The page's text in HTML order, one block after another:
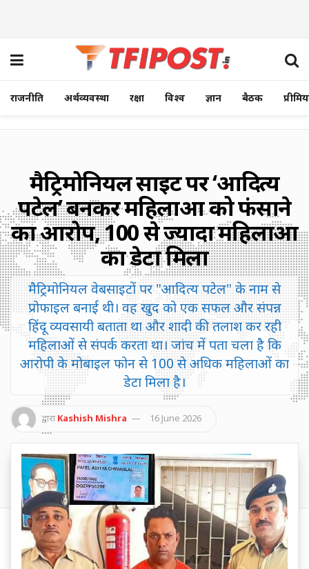
राजनीति अर्थव्यवस्था रक्षा विश्व ज्ञान बैठक
मैट्रिमोनियल साइट पर ‘आदित्य
पटेल’ बनकर महिलाओं को फंसाने
का आरोप, 100 से ज्यादा महिलाओं
का डेटा मिला
मैट्रिमोनियल वेबसाइटों पर "आदित्य पटेल" के नाम से
प्रोफाइल बनाई थी। वह खुद को एक सफल और संपन्न
हिंदू व्यवसायी बताता था और शादी की तलाश कर रही
महिलाओं से संपर्क करता था। जांच में पता चला है कि
आरोपी के मोबाइल फोन से 100 से अधिक महिलाओं का
डेटा मिला है।
द्वारा Kashish Mishra 16 June 2026